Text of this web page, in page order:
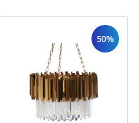
50%